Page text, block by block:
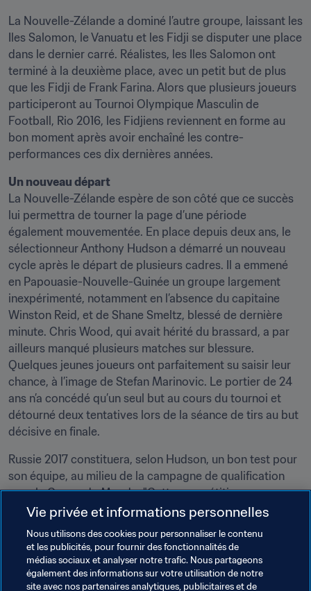
La Nouvelle-Zélande a dominé l’autre groupe, laissant les
Iles Salomon, le Vanuatu et les Fidji se disputer une place
dans le dernier carré. Réalistes, les Iles Salomon ont
terminé à la deuxième place, avec un petit but de plus
que les Fidji de Frank Farina. Alors que plusieurs joueurs
participeront au Tournoi Olympique Masculin de
Football, Rio 2016, les Fidjiens reviennent en forme au
bon moment après avoir enchaîné les contre-
performances ces dix dernières années.
La Nouvelle-Zélande espère de son côté que ce succès
lui permettra de tourner la page d’une période
également mouvementée. En place depuis deux ans, le
sélectionneur Anthony Hudson a démarré un nouveau
cycle après le départ de plusieurs cadres. Il a emmené
en Papouasie-Nouvelle-Guinée un groupe largement
inexpérimenté, notamment en l’absence du capitaine
Winston Reid, et de Shane Smeltz, blessé de dernière
minute. Chris Wood, qui avait hérité du brassard, a par
ailleurs manqué plusieurs matches sur blessure.
Quelques jeunes joueurs ont parfaitement su saisir leur
chance, à l’image de Stefan Marinovic. Le portier de 24
ans n’a concédé qu’un seul but au cours du tournoi et
détourné deux tentatives lors de la séance de tirs au but
décisive en finale.
Russie 2017 constituera, selon Hudson, un bon test pour
son équipe, au milieu de la campagne de qualification
pour la Coupe du Monde. "Cette compétition nous
donnera l’occasion de voir ces joueurs en action lors de
joueurs de qualité, qui méritent de participer à ce tournoi
d’envergure."
Vie privée et informations personnelles
Nous utilisons des cookies pour personnaliser le contenu
et les publicités, pour fournir des fonctionnalités de
médias sociaux et analyser notre trafic. Nous partageons
également des informations sur votre utilisation de notre
site avec nos partenaires analytiques, publicitaires et de